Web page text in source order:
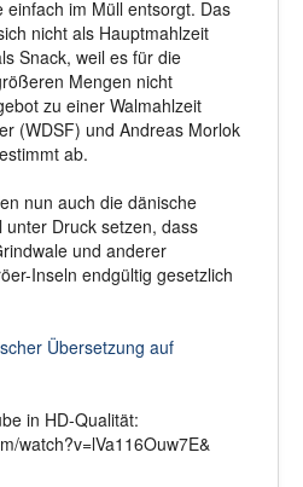
einfach im Müll entsorgt. Das
nicht als Hauptmahlzeit
Snack, weil es für die
Mengen nicht
zu einer Walmahlzeit
(WDSF) und Andreas Morlok
ab.
nun auch die dänische
Druck setzen, dass
und anderer
Inseln endgültig gesetzlich
Übersetzung auf
in HD-Qualität:
watch?v=lVa116Ouw7E&